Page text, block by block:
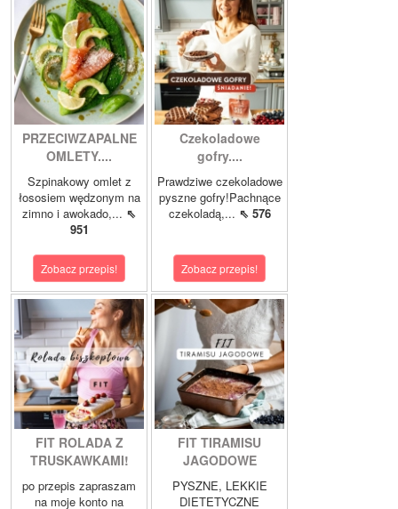
PRZECIWZAPALNE
OMLETY....
Szpinakowy omlet z
łososiem wędzonym na
zimno i awokado,... ⇖
951
Zobacz przepis!
Czekoladowe
gofry....
Prawdziwe czekoladowe
pyszne gofry!Pachnące
czekoladą,... ⇖ 576
Zobacz przepis!
FIT ROLADA Z
TRUSKAWKAMI!
po przepis zapraszam
na moje konto na
FIT TIRAMISU
JAGODOWE
PYSZNE, LEKKIE
DIETETYCZNE